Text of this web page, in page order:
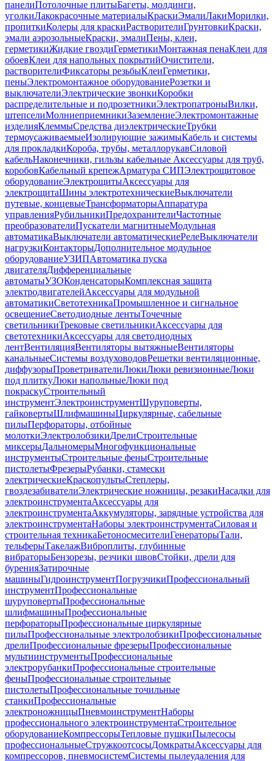
панелиПотолочные плитыБагеты, молдинги,
уголкиЛакокрасочные материалыКраскиЭмалиЛакиМорилки,
пропиткиКолеры для краскиРастворителиГрунтовкиКраски,
эмали аэрозольныеКраски, эмалиПены, клеи,
герметикиЖидкие гвоздиГерметикиМонтажная пенаКлеи для
обоевКлеи для напольных покрытийОчистители,
растворителиФиксаторы резьбыКлеиГерметики,
пеныЭлектромонтажное оборудованиеРозетки и
выключателиЭлектрические звонкиКоробки
распределительные и подрозетникиЭлектропатроныВилки,
штепселиМолниеприемникиЗаземлениеЭлектромонтажные
изделияКлеммыСредства диэлектрическиеТрубки
термоусаживаемыеИзолирующие зажимыКабель и системы
для прокладкиКороба, трубы, металлорукавСиловой
кабельНаконечники, гильзы кабельные Аксессуары для труб,
коробовКабельный крепежАрматура СИПЭлектрощитовое
оборудованиеЭлектрощитыАксессуары для
электрощитаШины электротехническиеВыключатели
путевые, концевыеТрансформаторыАппаратура
управленияРубильникиПредохранителиЧастотные
преобразователиПускатели магнитныеМодульная
автоматикаВыключатели автоматическиеРелеВыключатели
нагрузкиКонтакторыДополнительное модульное
оборудованиеУЗИПАвтоматика пуска
двигателяДифференциальные
автоматыУЗОКонденсаторыКомплексная защита
электродвигателейАксессуары для модульной
автоматикиСветотехникаПромышленное и сигнальное
освещениеСветодиодные лентыТочечные
светильникиТрековые светильникиАксессуары для
светотехникиАксессуары для светодиодных
лентВентиляцияВентиляторы вытяжныеВентиляторы
канальныеСистемы воздуховодовРешетки вентиляционные,
диффузорыПроветривателиЛюкиЛюки ревизионныеЛюки
под плиткуЛюки напольныеЛюки под
покраскуСтроительный
инструментЭлектроинструментШуруповерты,
гайковертыШлифмашиныЦиркулярные, сабельные
пилыПерфораторы, отбойные
молоткиЭлектролобзикиДрелиСтроительные
миксерыДальномерыМногофункциональные
инструментыСтроительные феныСтроительные
пистолетыФрезерыРубанки, стамески
электрическиеКраскопультыСтеплеры,
гвоздезабивателиЭлектрические ножницы, резакиНасадки для
электроинструментаАксессуары для
электроинструментаАккумуляторы, зарядные устройства для
электроинструментаНаборы электроинструментаСиловая и
строительная техникаБетоносмесителиГенераторыТали,
тельферыТакелажВиброплиты, глубинные
вибраторыБензорезы, резчики швовСтойки, дрели для
буренияЗатирочные
машиныГидроинструментПогрузчикиПрофессиональный
инструментПрофессиональные
шуруповертыПрофессиональные
шлифмашиныПрофессиональные
перфораторыПрофессиональные циркулярные
пилыПрофессиональные электролобзикиПрофессиональные
дрелиПрофессиональные фрезерыПрофессиональные
мультиинструментыПрофессиональные
электрорубанкиПрофессиональные строительные
феныПрофессиональные строительные
пистолетыПрофессиональные точильные
станкиПрофессиональные
электроножницыПневмоинструментНаборы
профессионального электроинструментаСтроительное
оборудованиеКомпрессорыТепловые пушкиПылесосы
профессиональныеСтружкоотсосыДомкратыАксессуары для
компрессоров, пневмосистемСистемы пылеудаления для